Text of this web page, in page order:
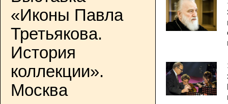
«Иконы Павла
Третьякова.
История
коллекции».
Москва